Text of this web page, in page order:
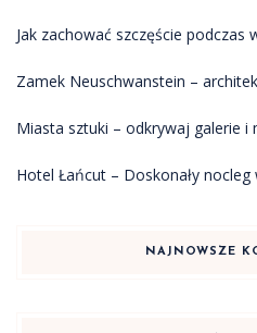
Jak zachować szczęście podczas
Zamek Neuschwanstein –
Miasta sztuki – odkrywaj galerie i
Hotel Łańcut – Doskonały
NAJNOWSZE